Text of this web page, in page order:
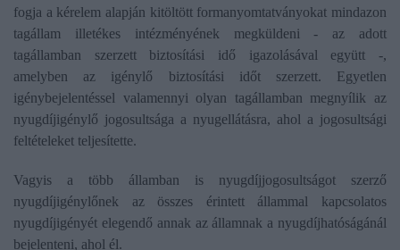
fogja a kérelem alapján kitöltött formanyomtatványokat mindazon
tagállam illetékes intézményének megküldeni - az adott
tagállamban szerzett biztosítási idő igazolásával együtt -,
amelyben az igénylő biztosítási időt szerzett. Egyetlen
igénybejelentéssel valamennyi olyan tagállamban megnyílik az
nyugdíjigénylő jogosultsága a nyugellátásra, ahol a jogosultsági
feltételeket teljesítette.
Vagyis a több államban is nyugdíjjogosultságot szerző
nyugdíjigénylőnek az összes érintett állammal kapcsolatos
nyugdíjigényét elegendő annak az államnak a nyugdíjhatóságánál
bejelenteni, ahol él.